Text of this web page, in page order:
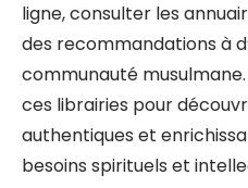
ligne, consulter les
des recommandations à
communauté musulmane.
ces librairies pour
authentiques et
besoins spirituels et